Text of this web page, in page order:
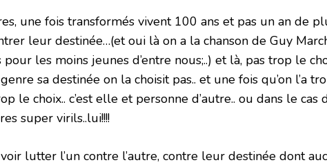
une fois transformés vivent 100 ans et pas un an de
leur destinée…(et oui là on a la chanson de Guy
les moins jeunes d’entre nous;..) et là, pas trop le
sa destinée on la choisit pas.. et une fois qu’on l’a
le choix.. c’est elle et personne d’autre.. ou dans le cas
super virils..lui!!!!
lutter l’un contre l’autre, contre leur destinée dont